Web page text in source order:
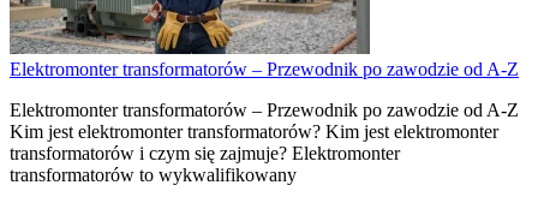
Elektromonter transformatorów – Przewodnik po zawodzie od A-Z
Elektromonter transformatorów – Przewodnik po zawodzie od A-Z
Kim jest elektromonter transformatorów? Kim jest elektromonter
transformatorów i czym się zajmuje? Elektromonter
transformatorów to wykwalifikowany